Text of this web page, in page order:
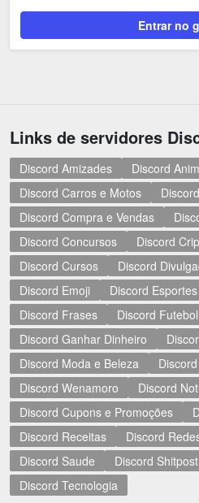
Entrar no
Links de servidores
Discord Amizades Discord
Discord Carros e Motos
Discord Compra e Vendas
Discord Concursos
Discord
Discord Cursos
Discord
Discord Emoji
Discord Esportes
Discord Frases
Discord Futebol
Discord Ganhar Dinheiro
Discord Moda e Beleza
Discord Wenamoro
Discord
Discord Cupons e Promoções
Discord Receitas
Discord
Discord Saude
Discord Shitpost
Discord Tecnologia